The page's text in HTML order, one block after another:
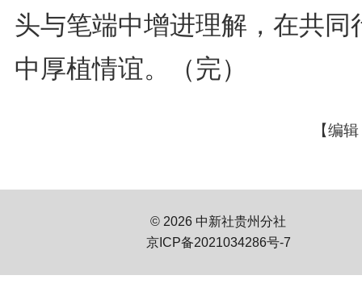
头与笔端中增进理解，在共同
中厚植情谊。（完）
【编
© 2026 中新社贵州分社
京ICP备2021034286号-7